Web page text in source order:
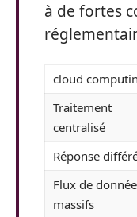
à de fortes
cloud
Traitement
centralisé
Réponse
Flux de
massifs